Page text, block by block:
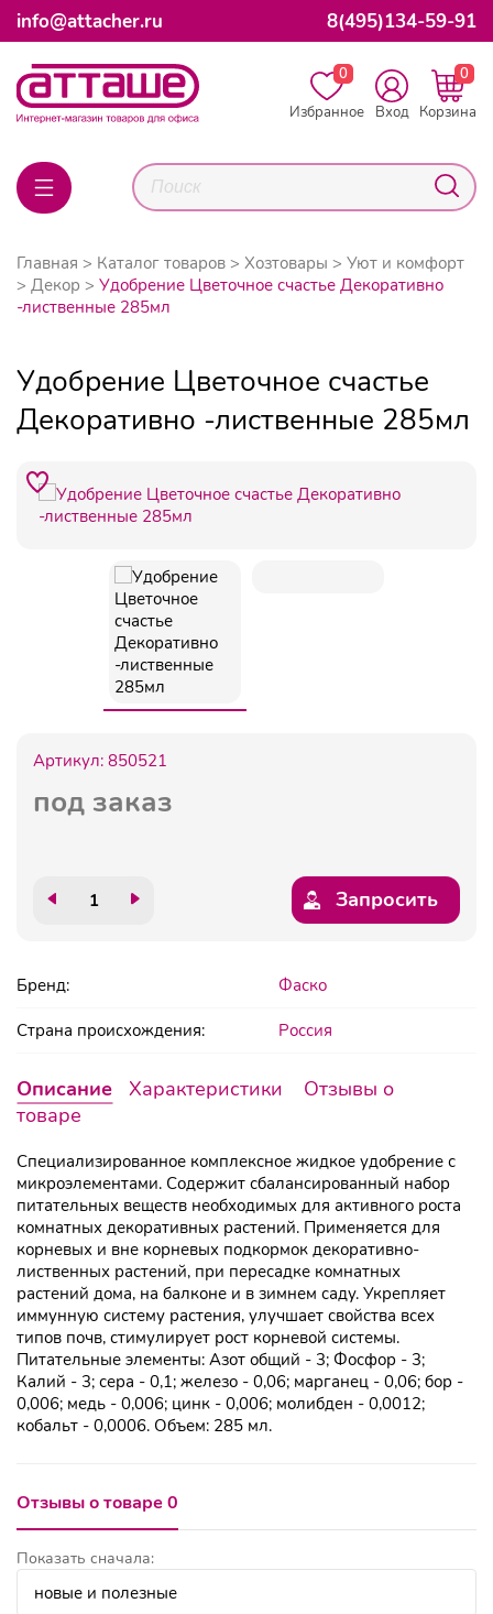
info@attacher.ru 8(495)134-59-91
0
Избранное
Вход
0
Корзина
Главная Каталог товаров Хозтовары
Уют и комфорт
Декор
Удобрение Цветочное счастье Декоративно
-лиственные 285мл
Удобрение Цветочное счастье
Декоративно -лиственные 285мл
Артикул: 850521
под заказ
Запросить
Бренд: Фаско
Страна происхождения: Россия
Описание Характеристики
Отзывы о
товаре
Специализированное комплексное жидкое удобрение с
микроэлементами. Содержит сбалансированный набор
питательных веществ необходимых для активного роста
комнатных декоративных растений. Применяется для
корневых и вне корневых подкормок декоративно-
лиственных растений, при пересадке комнатных
растений дома, на балконе и в зимнем саду. Укрепляет
иммунную систему растения, улучшает свойства всех
типов почв, стимулирует рост корневой системы.
Питательные элементы: Азот общий - 3; Фосфор - 3;
Калий - 3; сера - 0,1; железо - 0,06; марганец - 0,06; бор -
0,006; медь - 0,006; цинк - 0,006; молибден - 0,0012;
кобальт - 0,0006. Объем: 285 мл.
Отзывы о товаре 0
Показать сначала: